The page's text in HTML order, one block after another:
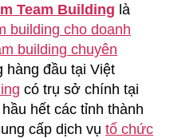
Team Building là
building cho doanh
building chuyên
hàng đầu tại Việt
có trụ sở chính tại
hết các tỉnh thành
cấp dịch vụ tổ chức